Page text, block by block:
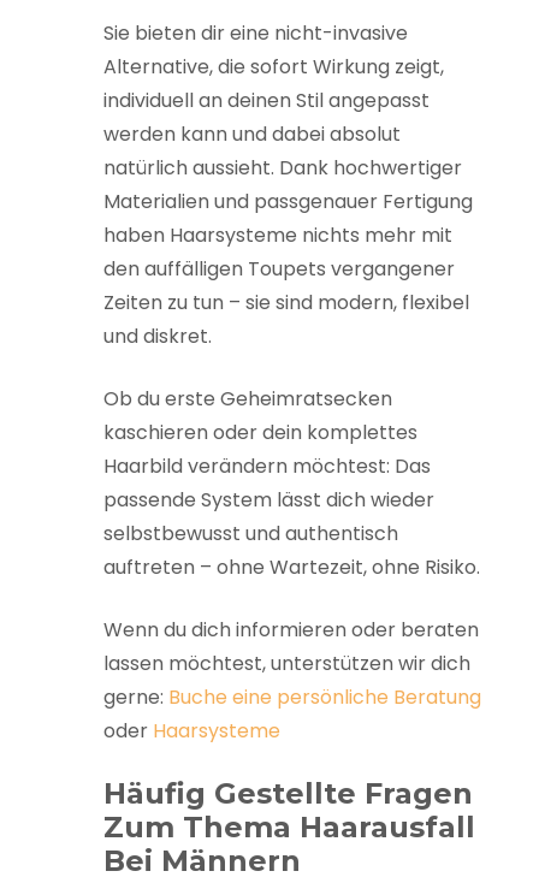
Sie bieten dir eine nicht-invasive
Alternative, die sofort Wirkung zeigt,
individuell an deinen Stil angepasst
werden kann und dabei absolut
natürlich aussieht. Dank hochwertiger
Materialien und passgenauer Fertigung
haben Haarsysteme nichts mehr mit
den auffälligen Toupets vergangener
Zeiten zu tun – sie sind modern, flexibel
und diskret.
Ob du erste Geheimratsecken
kaschieren oder dein komplettes
Haarbild verändern möchtest: Das
passende System lässt dich wieder
selbstbewusst und authentisch
auftreten – ohne Wartezeit, ohne Risiko.
Wenn du dich informieren oder beraten
lassen möchtest, unterstützen wir dich
gerne: Buche eine persönliche Beratung
oder Haarsysteme
Häufig Gestellte Fragen
Zum Thema Haarausfall
Bei Männern